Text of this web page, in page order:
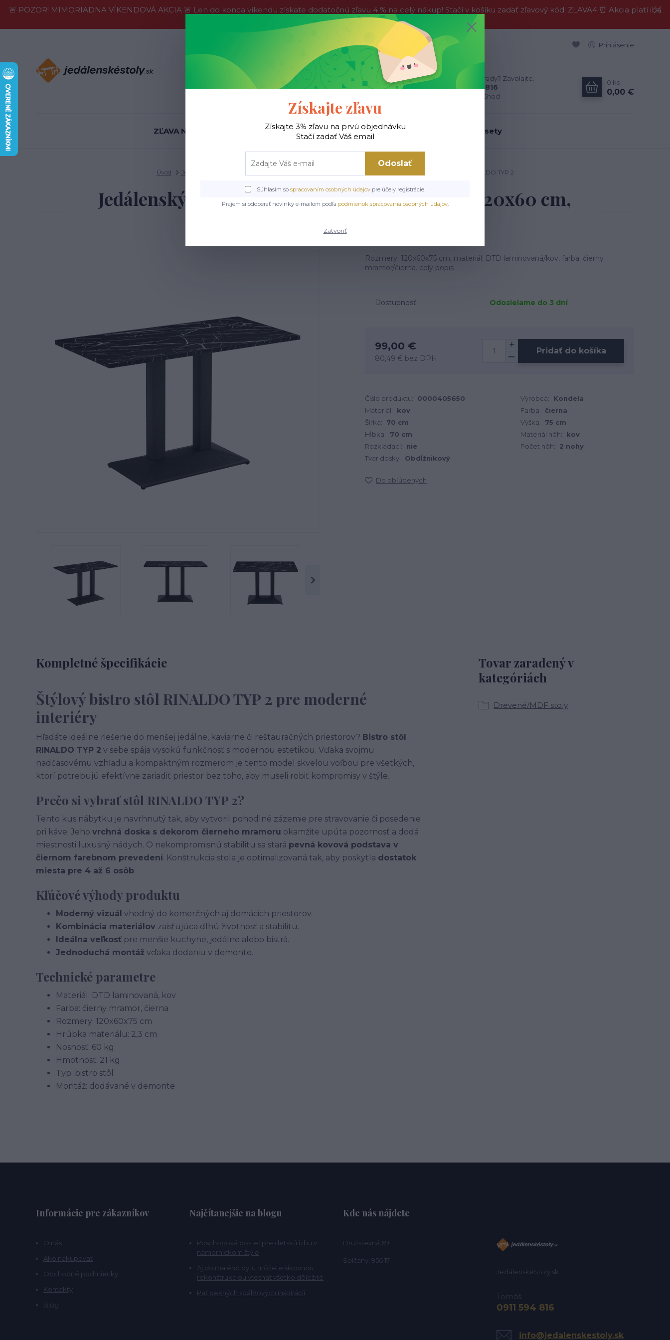
🚨 POZOR! MIMORIADNA VÍKENDOVÁ AKCIA 🚨 Len do konca víkendu získate dodatočnú zľavu 4 % na celý nákup! Stačí v košíku zadať zľavový kód: ZLAVA4 ⏰ Akcia platí iba
do nedele, tak neváhajte a nakúpte výhodnejšie ešte dnes!
Prihlásenie
Hľadať
Neviete si rady? Zavolajte.
0911 594 816
Po-Pia, 9-16hod
0 ks
0,00 €
ZĽAVA NA SKLADE ! Jedálenské stoly Jedálenské stoličky Jedálenské sety
Úvod Jedálenské stoly Jedálenský bistro stôl, čierny mramor/čierna, 120x60 cm, RINALDO TYP 2
Jedálenský bistro stôl, čierny mramor/čierna, 120x60 cm,
Rozmery: 120x60x75 cm, materiál: DTD laminovaná/kov, farba: čierny
mramor/čierna. celý popis
Dostupnosť Odosielame do 3 dní
99,00 €
80,49 € bez DPH
Pridať do košíka
Číslo produktu: 0000405650 Výrobca:
Kondela
Materiál:
kov Farba: čierna
Šírka:
70 cm Výška:
75 cm
Hĺbka:
70 cm Materiál nôh:
kov
Rozkladací:
nie Počet nôh:
2 nohy
Tvar dosky:
Obdĺžnikový
Do obľúbených
Kompletné špecifikácie
Štýlový bistro stôl RINALDO TYP 2 pre moderné
interiéry
Hľadáte ideálne riešenie do menšej jedálne, kaviarne či reštauračných priestorov? Bistro stôl
RINALDO TYP 2 v sebe spája vysokú funkčnosť s modernou estetikou. Vďaka svojmu
nadčasovému vzhľadu a kompaktným rozmerom je tento model skvelou voľbou pre všetkých,
ktorí potrebujú efektívne zariadiť priestor bez toho, aby museli robiť kompromisy v štýle.
Prečo si vybrať stôl RINALDO TYP 2?
Tento kus nábytku je navrhnutý tak, aby vytvoril pohodlné zázemie pre stravovanie či posedenie
pri káve. Jeho vrchná doska s dekorom čierneho mramoru okamžite upúta pozornosť a dodá
miestnosti luxusný nádych. O nekompromisnú stabilitu sa stará pevná kovová podstava v
čiernom farebnom prevedení. Konštrukcia stola je optimalizovaná tak, aby poskytla dostatok
miesta pre 4 až 6 osôb.
Kľúčové výhody produktu
Moderný vizuál vhodný do komerčných aj domácich priestorov.
Kombinácia materiálov zaisťujúca dlhú životnosť a stabilitu.
Ideálna veľkosť pre menšie kuchyne, jedálne alebo bistrá.
Jednoduchá montáž vďaka dodaniu v demonte.
Technické parametre
Materiál: DTD laminovaná, kov
Farba: čierny mramor, čierna
Rozmery: 120x60x75 cm
Hrúbka materiálu: 2,3 cm
Nosnosť: 60 kg
Hmotnosť: 21 kg
Typ: bistro stôl
Montáž: dodávané v demonte
Tovar zaradený v
kategóriách
Drevené/MDF stoly
Informácie pre zákazníkov
O nás
Ako nakupovať
Obchodné podmienky
Kontakty
Blog
Najčítanejšie na blogu
Poschodová posteľ pre detskú izbu v
námorníckom štýle
Aj do malého bytu môžete šikovnou
rekonštrukciou vtesnať všetko dôležité
Päť pekných spálňových inšpirácií
Kde nás nájdete
Družstevná 69
Solčany, 956 17
JedálenskéStoly.sk
Tomáš
0911 594 816
info@jedalenskestoly.sk
Získajte zľavu
Získajte 3% zľavu na prvú objednávku
Stačí zadať Váš email
Odoslať
Súhlasím so spracovaním osobných údajov pre účely registrácie.
Prajem si odoberať novinky e-mailom podľa podmienok spracovania osobných údajov.
Zatvoriť